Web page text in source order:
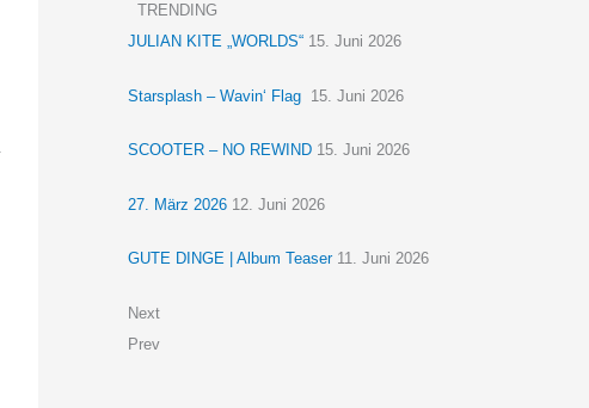
TRENDING
JULIAN KITE „WORLDS“ 15. Juni 2026
Starsplash – Wavin‘ Flag 15. Juni 2026
SCOOTER – NO REWIND 15. Juni 2026
27. März 2026 12. Juni 2026
GUTE DINGE | Album Teaser 11. Juni 2026
Next
Prev